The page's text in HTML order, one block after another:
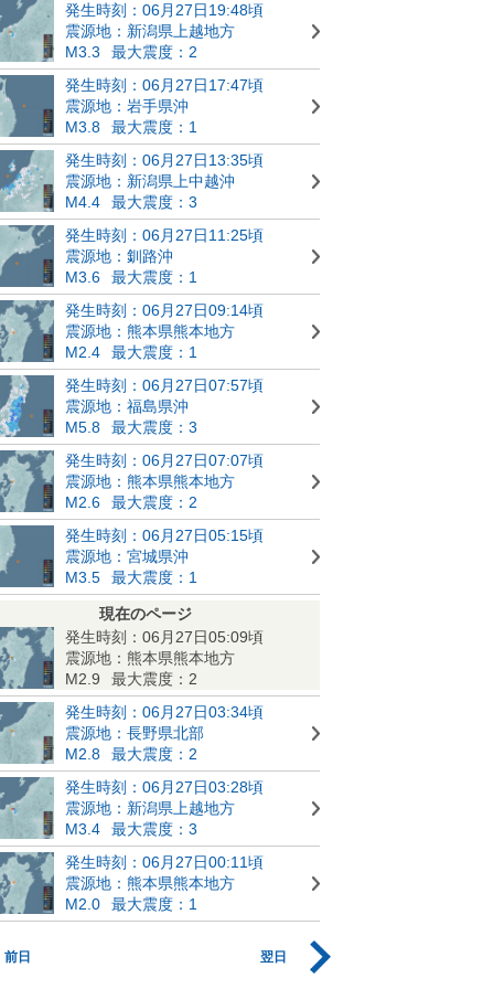
発生時刻：06月27日19:48頃
震源地：新潟県上越地方
M3.3
最大震度：2
発生時刻：06月27日17:47頃
震源地：岩手県沖
M3.8
最大震度：1
発生時刻：06月27日13:35頃
震源地：新潟県上中越沖
M4.4
最大震度：3
発生時刻：06月27日11:25頃
震源地：釧路沖
M3.6
最大震度：1
発生時刻：06月27日09:14頃
震源地：熊本県熊本地方
M2.4
最大震度：1
発生時刻：06月27日07:57頃
震源地：福島県沖
M5.8
最大震度：3
発生時刻：06月27日07:07頃
震源地：熊本県熊本地方
M2.6
最大震度：2
発生時刻：06月27日05:15頃
震源地：宮城県沖
M3.5
最大震度：1
現在のページ
発生時刻：06月27日05:09頃
震源地：熊本県熊本地方
M2.9
最大震度：2
発生時刻：06月27日03:34頃
震源地：長野県北部
M2.8
最大震度：2
発生時刻：06月27日03:28頃
震源地：新潟県上越地方
M3.4
最大震度：3
発生時刻：06月27日00:11頃
震源地：熊本県熊本地方
M2.0
最大震度：1
前日 翌日